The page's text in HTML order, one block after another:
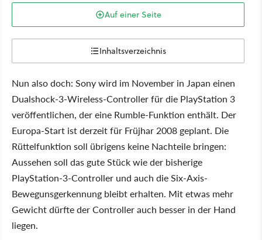
Auf einer Seite
Inhaltsverzeichnis
Nun also doch: Sony wird im November in Japan einen
Dualshock-3-Wireless-Controller für die PlayStation 3
veröffentlichen, der eine Rumble-Funktion enthält. Der
Europa-Start ist derzeit für Früjhar 2008 geplant. Die
Rüttelfunktion soll übrigens keine Nachteile bringen:
Aussehen soll das gute Stück wie der bisherige
PlayStation-3-Controller und auch die Six-Axis-
Bewegunsgerkennung bleibt erhalten. Mit etwas mehr
Gewicht dürfte der Controller auch besser in der Hand
liegen.